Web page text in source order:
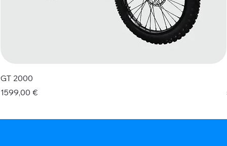
GT 2000
Prezzo
1599,00 €